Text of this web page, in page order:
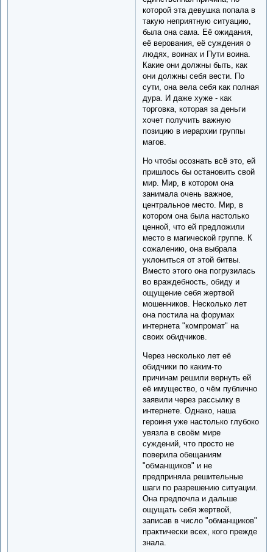
которой эта девушка попала в
такую неприятную ситуацию,
была она сама. Её ожидания,
её верования, её суждения о
людях, воинах и Пути воина.
Какие они должны быть, как
они должны себя вести. По
сути, она вела себя как полная
дура. И даже хуже - как
торговка, которая за деньги
хочет получить важную
позицию в иерархии группы
магов.
Но чтобы осознать всё это, ей
пришлось бы остановить свой
мир. Мир, в котором она
занимала очень важное,
центральное место. Мир, в
котором она была настолько
ценной, что ей предложили
место в магической группе. К
сожалению, она выбрала
уклониться от этой битвы.
Вместо этого она погрузилась
во враждебность, обиду и
ощущение себя жертвой
мошенников. Несколько лет
она постила на форумах
интернета "компромат" на
своих обидчиков.
Через несколько лет её
обидчики по каким-то
причинам решили вернуть ей
её имущество, о чём публично
заявили через рассылку в
интернете. Однако, наша
героиня уже настолько глубоко
увязла в своём мире
суждений, что просто не
поверила обещаниям
"обманщиков" и не
предприняла решительные
шаги по разрешению ситуации.
Она предпочла и дальше
ощущать себя жертвой,
записав в число "обманщиков"
практически всех, кого прежде
знала.